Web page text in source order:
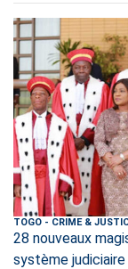
TOGO - CRIME &
28 nouveaux
système judiciaire